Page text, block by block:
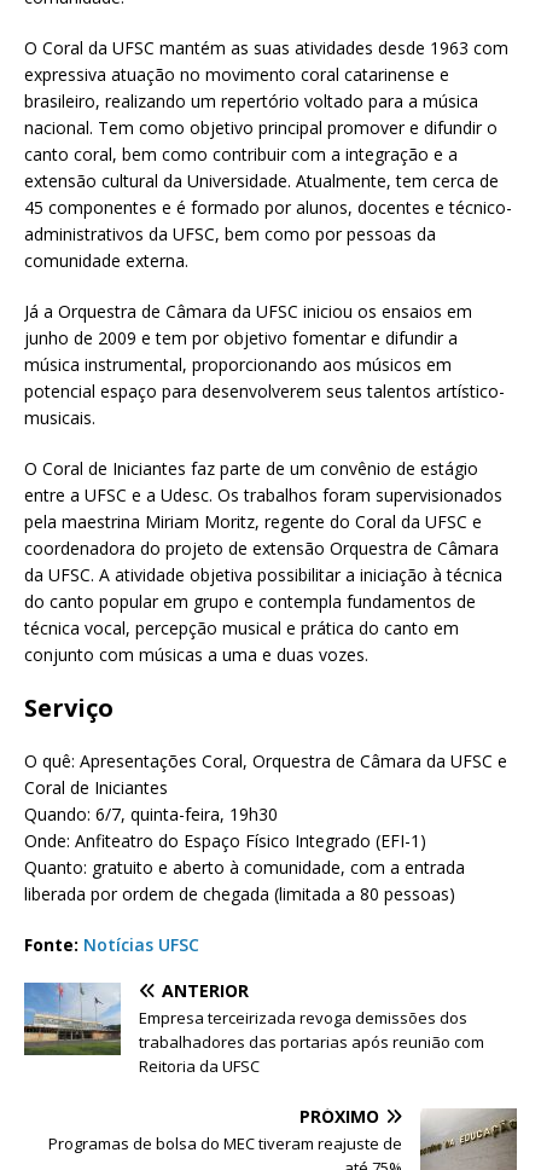
O Coral da UFSC mantém as suas atividades desde 1963 com
expressiva atuação no movimento coral catarinense e
brasileiro, realizando um repertório voltado para a música
nacional. Tem como objetivo principal promover e difundir o
canto coral, bem como contribuir com a integração e a
extensão cultural da Universidade. Atualmente, tem cerca de
45 componentes e é formado por alunos, docentes e técnico-
administrativos da UFSC, bem como por pessoas da
comunidade externa.
Já a Orquestra de Câmara da UFSC iniciou os ensaios em
junho de 2009 e tem por objetivo fomentar e difundir a
música instrumental, proporcionando aos músicos em
potencial espaço para desenvolverem seus talentos artístico-
musicais.
O Coral de Iniciantes faz parte de um convênio de estágio
entre a UFSC e a Udesc. Os trabalhos foram supervisionados
pela maestrina Miriam Moritz, regente do Coral da UFSC e
coordenadora do projeto de extensão Orquestra de Câmara
da UFSC. A atividade objetiva possibilitar a iniciação à técnica
do canto popular em grupo e contempla fundamentos de
técnica vocal, percepção musical e prática do canto em
conjunto com músicas a uma e duas vozes.
Serviço
O quê: Apresentações Coral, Orquestra de Câmara da UFSC e
Coral de Iniciantes
Quando: 6/7, quinta-feira, 19h30
Onde: Anfiteatro do Espaço Físico Integrado (EFI-1)
Quanto: gratuito e aberto à comunidade, com a entrada
liberada por ordem de chegada (limitada a 80 pessoas)
Fonte: Notícias UFSC
ANTERIOR
Empresa terceirizada revoga demissões dos
trabalhadores das portarias após reunião com
Reitoria da UFSC
PRÓXIMO
Programas de bolsa do MEC tiveram reajuste de